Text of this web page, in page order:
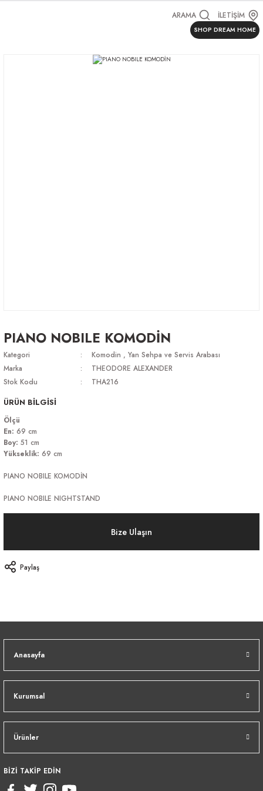
ARAMA İLETİŞİM
SHOP DREAM HOME
PIANO NOBILE KOMODİN
Kategori Komodin , Yan Sehpa ve Servis Arabası
Marka
THEODORE ALEXANDER
Stok Kodu
THA216
ÜRÜN BİLGİSİ
Ölçü
En: 69 cm
Boy: 51 cm
Yükseklik: 69 cm
PIANO NOBILE KOMODİN
PIANO NOBILE NIGHTSTAND
Bize Ulaşın
Paylaş
Anasayfa
Kurumsal
Ürünler
BİZİ TAKİP EDİN